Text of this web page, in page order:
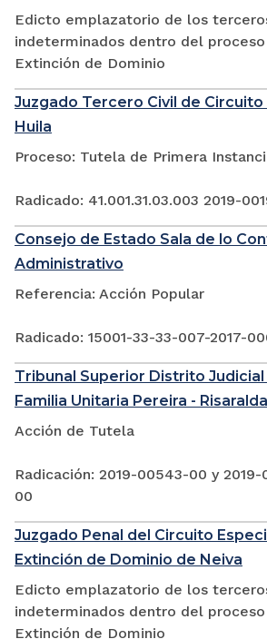
Edicto emplazatorio de los
indeterminados dentro del
Extinción de Dominio
Juzgado Tercero Civil de Circuito
Huila
Proceso: Tutela de Primera
Radicado: 41.001.31.03.003 2019-
Consejo de Estado Sala de lo
Administrativo
Referencia: Acción Popular
Radicado: 15001-33-33-007-2017-
Tribunal Superior Distrito Judicial
Familia Unitaria Pereira - Risaralda
Acción de Tutela
Radicación: 2019-00543-00 y
00
Juzgado Penal del Circuito
Extinción de Dominio de Neiva
Edicto emplazatorio de los
indeterminados dentro del
Extinción de Dominio